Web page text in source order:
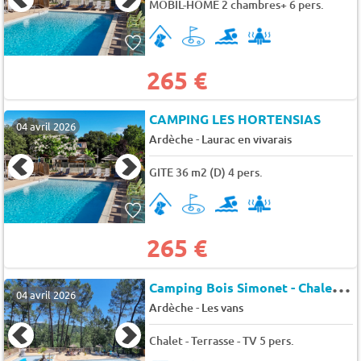
MOBIL-HOME 2 chambres+ 6 pers.
265 €
04 avril 2026 CAMPING LES HORTENSIAS
Ardèche- Laurac en vivarais
GITE 36 m2 (D) 4 pers.
265 €
04 avril 2026 C
amping Bois Simonet - Chalet MIMOSA - 2 chambres
Ardèche- Les vans
Chalet - Terrasse - TV 5 pers.